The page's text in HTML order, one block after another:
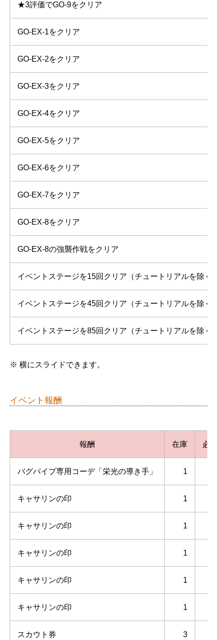
★3評価でGO-9をクリア
GO-EX-1をクリア
GO-EX-2をクリア
GO-EX-3をクリア
GO-EX-4をクリア
GO-EX-5をクリア
GO-EX-6をクリア
GO-EX-7をクリア
GO-EX-8をクリア
GO-EX-8の強襲作戦をクリア
イベントステージを15回クリア（チュートリアルを除く
イベントステージを45回クリア（チュートリアルを除く
イベントステージを85回クリア（チュートリアルを除く
※ 横にスライドできます。
イベント報酬
報酬 在庫 必
バグパイプ専用コーデ「栄光の導き手」 1
キャサリンの印 1
キャサリンの印 1
キャサリンの印 1
キャサリンの印 1
キャサリンの印 1
スカウト券 3